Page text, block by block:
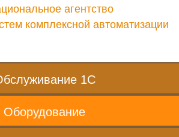
агентство
комплексной автоматизации
1С
Оборудование